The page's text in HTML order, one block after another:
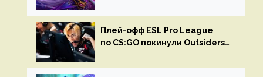
Плей-офф ESL Pro League
по CS:GO покинули Outsiders